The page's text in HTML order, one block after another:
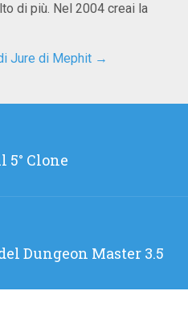
di più. Nel 2004 creai la
Jure di Mephit →
5° Clone
Dungeon Master 3.5